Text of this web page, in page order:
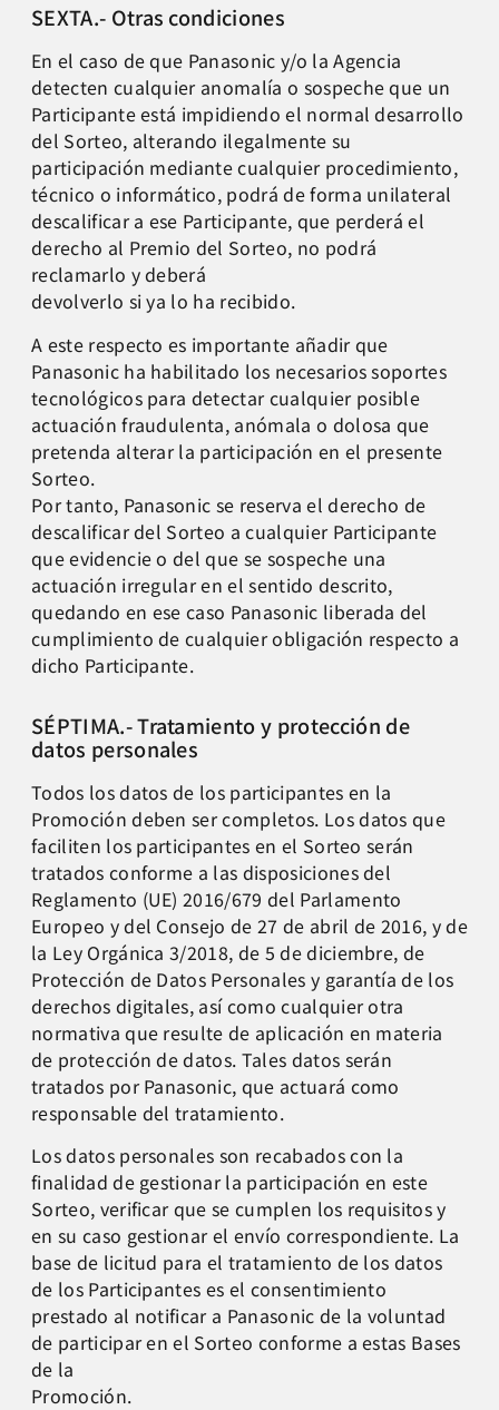
SEXTA.- Otras condiciones
En el caso de que Panasonic y/o la Agencia
detecten cualquier anomalía o sospeche que un
Participante está impidiendo el normal desarrollo
del Sorteo, alterando ilegalmente su
participación mediante cualquier procedimiento,
técnico o informático, podrá de forma unilateral
descalificar a ese Participante, que perderá el
derecho al Premio del Sorteo, no podrá
reclamarlo y deberá
devolverlo si ya lo ha recibido.
A este respecto es importante añadir que
Panasonic ha habilitado los necesarios soportes
tecnológicos para detectar cualquier posible
actuación fraudulenta, anómala o dolosa que
pretenda alterar la participación en el presente
Sorteo.
Por tanto, Panasonic se reserva el derecho de
descalificar del Sorteo a cualquier Participante
que evidencie o del que se sospeche una
actuación irregular en el sentido descrito,
quedando en ese caso Panasonic liberada del
cumplimiento de cualquier obligación respecto a
dicho Participante.
SÉPTIMA.- Tratamiento y protección de
datos personales
Todos los datos de los participantes en la
Promoción deben ser completos. Los datos que
faciliten los participantes en el Sorteo serán
tratados conforme a las disposiciones del
Reglamento (UE) 2016/679 del Parlamento
Europeo y del Consejo de 27 de abril de 2016, y de
la Ley Orgánica 3/2018, de 5 de diciembre, de
Protección de Datos Personales y garantía de los
derechos digitales, así como cualquier otra
normativa que resulte de aplicación en materia
de protección de datos. Tales datos serán
tratados por Panasonic, que actuará como
responsable del tratamiento.
Los datos personales son recabados con la
finalidad de gestionar la participación en este
Sorteo, verificar que se cumplen los requisitos y
en su caso gestionar el envío correspondiente. La
base de licitud para el tratamiento de los datos
de los Participantes es el consentimiento
prestado al notificar a Panasonic de la voluntad
de participar en el Sorteo conforme a estas Bases
de la
Promoción.